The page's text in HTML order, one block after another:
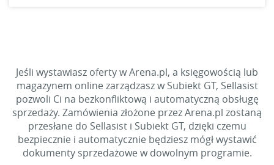
Jeśli wystawiasz oferty w Arena.pl, a księgowością lub
magazynem online zarządzasz w Subiekt GT, Sellasist
pozwoli Ci na bezkonfliktową i automatyczną obsługę
sprzedaży. Zamówienia złożone przez Arena.pl zostaną
przesłane do Sellasist i Subiekt GT, dzięki czemu
bezpiecznie i automatycznie będziesz mógł wystawić
dokumenty sprzedażowe w dowolnym programie.